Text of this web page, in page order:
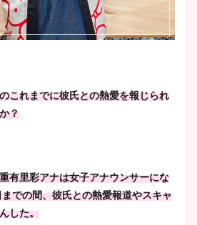
ニット衣装まとめ！美足の筋
肉も凄い！
鈴木唯の太ってた時の体重が
豊島実季アナのカップ画像ま
これまでに彼氏との熱愛を報じられ
？
有里彩アナは女子アナウンサーにな
での間、彼氏との熱愛報道やスキャ
した。